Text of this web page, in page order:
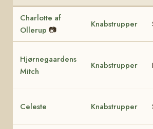
Charlotte af
Ollerup 📷
Knabstrupper
Hjørnegaardens
Mitch
Knabstrupper
Celeste Knabstrupper